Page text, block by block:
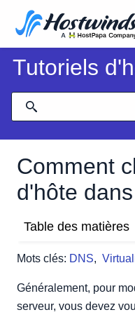
Tutoriels
Comment
d'hôte
Mots clés: DNS,
Table des matières
Généralement, pour
serveur, vous devez